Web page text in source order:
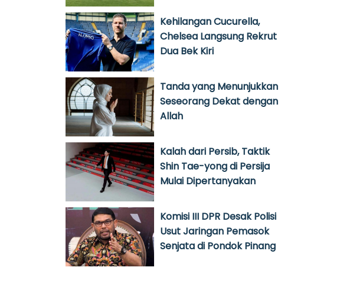
Kehilangan Cucurella,
Chelsea Langsung Rekrut
Dua Bek Kiri
Tanda yang Menunjukkan
Seseorang Dekat dengan
Allah
Kalah dari Persib, Taktik
Shin Tae-yong di Persija
Mulai Dipertanyakan
Komisi III DPR Desak Polisi
Usut Jaringan Pemasok
Senjata di Pondok Pinang